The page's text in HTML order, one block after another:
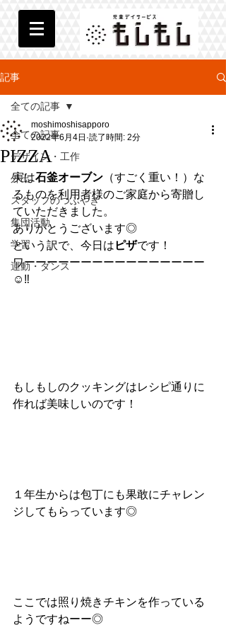
記事
全ての記事
デザイン・工作
外出
スタッフのつぶやき
集団活動
学習
運動・ダンス
全ての記事
PIZZA
moshimoshisapporo
2022年6月4日 読了時間: 2分
実は石釜オーブン （すごく重い！）な
るものを利用者様のご家庭から寄贈し
ていただきました。
ありがとうございます◎
という訳で、今日は ピザです！
ワーーーーーーーーーーーーーーーー
☺︎‼︎
もしもしのクッキングはレシピ通りに
作れば美味しいのです！
１年生からは包丁にも果敢にチャレン
ジしてもらっています◎
ここでは照り焼きチキンを作っている
ようですねーー◎